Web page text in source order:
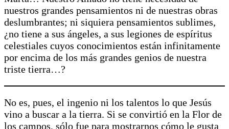
nuestros grandes pensamientos ni de nuestras obras
deslumbrantes; ni siquiera pensamientos sublimes,
¿no tiene a sus ángeles, a sus legiones de espíritus
celestiales cuyos conocimientos están infinitamente
por encima de los más grandes genios de nuestra
triste tierra…?
No es, pues, el ingenio ni los talentos lo que Jesús
vino a buscar a la tierra. Si se convirtió en la Flor de
los campos, sólo fue para mostrarnos cómo le gusta